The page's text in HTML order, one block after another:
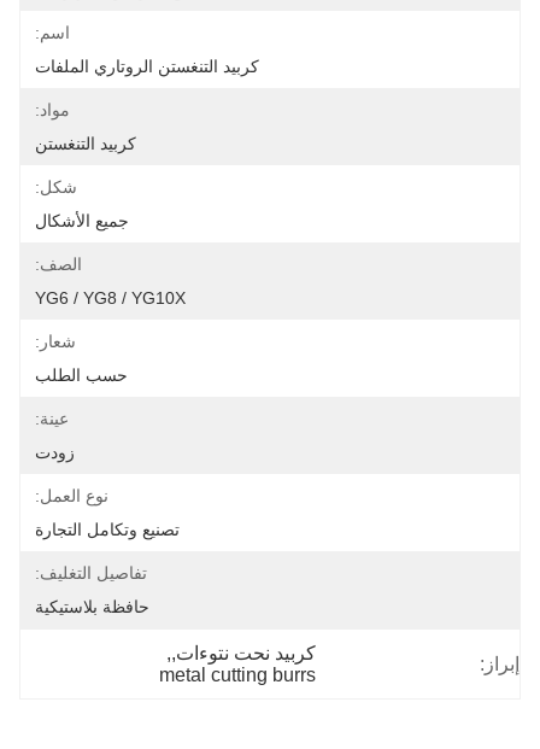
اسم:
كربيد التنغستن الروتاري الملفات
مواد:
كربيد التنغستن
شكل:
جميع الأشكال
الصف:
YG6 / YG8 / YG10X
شعار:
حسب الطلب
عينة:
زودت
نوع العمل:
تصنيع وتكامل التجارة
تفاصيل التغليف:
حافظة بلاستيكية
إبراز:
كربيد نحت نتوءات,,
metal cutting burrs